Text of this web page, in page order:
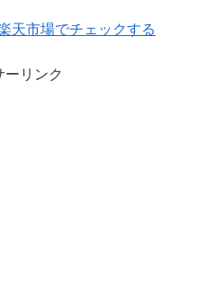
市場でチェックする
ーリンク